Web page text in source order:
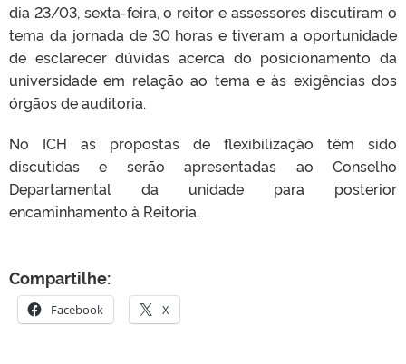
dia 23/03, sexta-feira, o reitor e assessores discutiram o
tema da jornada de 30 horas e tiveram a oportunidade
de esclarecer dúvidas acerca do posicionamento da
universidade em relação ao tema e às exigências dos
órgãos de auditoria.
No ICH as propostas de flexibilização têm sido
discutidas e serão apresentadas ao Conselho
Departamental da unidade para posterior
encaminhamento à Reitoria.
Compartilhe:
Facebook X